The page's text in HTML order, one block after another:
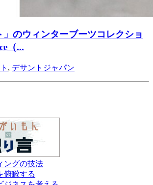
」のウィンターブーツコレクショ
（...
, デサントジャパン